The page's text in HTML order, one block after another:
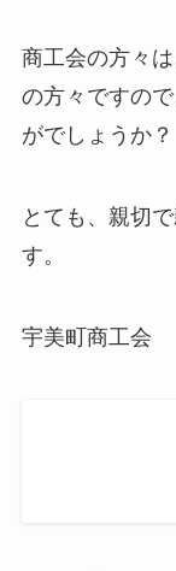
商工会の方々
の方々ですの
がでしょうか？
とても、親切
す。
宇美町商工会